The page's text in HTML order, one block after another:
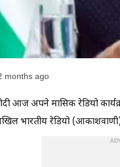
months ago
मोदी आज अपने मासिक रेडियो
भारतीय रेडियो (आकाशवाणी),